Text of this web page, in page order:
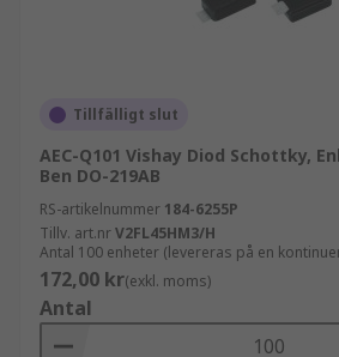
Semiconductor, STMicroelectronics,
Vad används Schottky-dioder
Schottky-dioder har flera
inom olika elektronik- och
deras känslighet och effektivitet.
spänningsbegränsning i
förebyggande av
också användas som likriktare i
att omvandla ström från AC till DC.
Tillfälligt slut
AEC-Q101 Vishay Diod Schottky,
Ben DO-219AB
RS-artikelnummer 184-6255P
Tillv. art.nrV2FL45HM3/H
Antal 100 enheter (levereras på en
172,00 kr(exkl. moms)
Antal